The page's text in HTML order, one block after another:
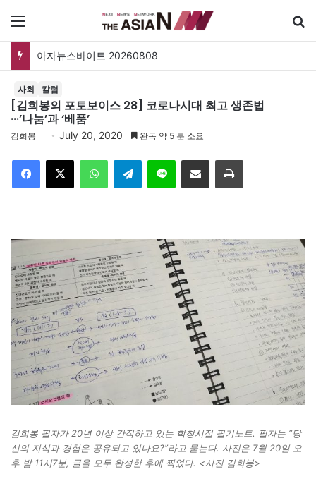
아자뉴스바이트 20260808
사회 칼럼
[김희봉의 포토보이스 28] 코로나시대 최고 생존법
···’나눔’과 ‘베품’
김희봉 July 20, 2020 완독 약 5 분 소요
Telegram 이메일
김희봉 필자가 20년 이상 간직하고 있는 학창시절 필기노트. 필자는 “당
신의 지식과 경험은 공유되고 있나요?”라고 묻는다. 사진은 7월 20일 오
후 밤 11시7분, 글을 모두 완성한 후에 찍었다. <사진 김희봉>